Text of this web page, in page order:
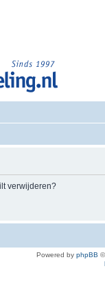
verwijderen?
Powered by phpBB